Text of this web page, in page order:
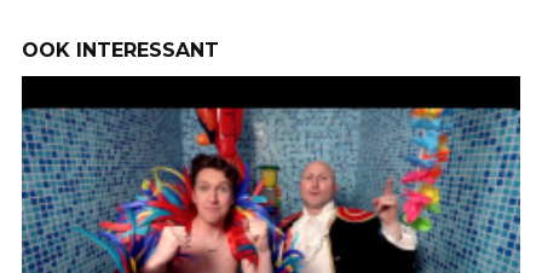
OOK INTERESSANT